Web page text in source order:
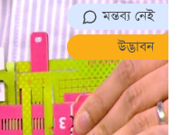
মন্তব্য নেই
উদ্ভাবন